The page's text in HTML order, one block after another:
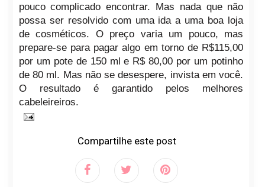
pouco complicado encontrar. Mas nada que não
possa ser resolvido com uma ida a uma boa loja
de cosméticos. O preço varia um pouco, mas
prepare-se para pagar algo em torno de R$115,00
por um pote de 150 ml e R$ 80,00 por um potinho
de 80 ml. Mas não se desespere, invista em você.
O resultado é garantido pelos melhores
cabeleireiros.
Compartilhe este post